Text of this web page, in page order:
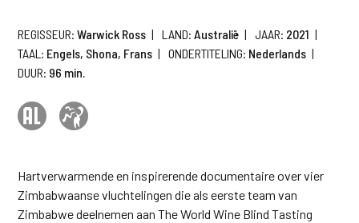
REGISSEUR: Warwick Ross | LAND: Australië | JAAR: 2021 |
TAAL: Engels, Shona, Frans | ONDERTITELING: Nederlands |
DUUR: 96 min.
Hartverwarmende en inspirerende documentaire over vier
Zimbabwaanse vluchtelingen die als eerste team van
Zimbabwe deelnemen aan The World Wine Blind Tasting